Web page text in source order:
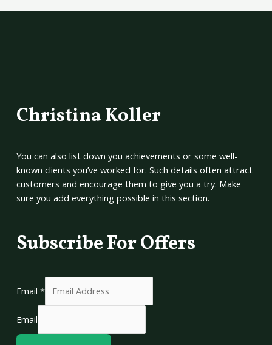
Christina Koller
You can also list down you achievements or some well-
known clients you’ve worked for. Such details often attract
customers and encourage them to give you a try. Make
sure you add everything possible in this section.
Subscribe For Offers
Email *
Email